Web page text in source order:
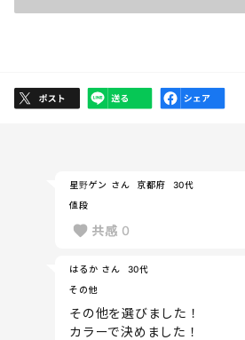
星野ゲン さん 京都府
30代
値段
共感 0
はるか さん
30代
その他
その他を選びました！
カラーで決めました！